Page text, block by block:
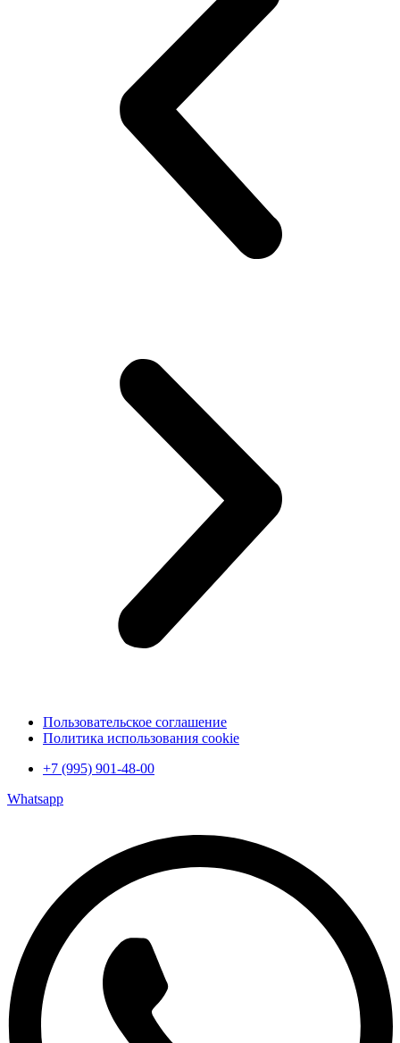
Пользовательское соглашение
Политика использования cookie
+7 (995) 901-48-00
Whatsapp